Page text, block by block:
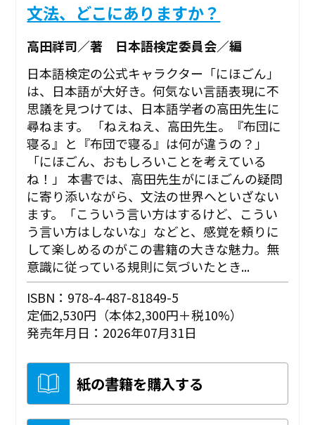
文法、どこにありますか？
高田祥司／著 日本語検定委員会／編
日本語検定の公式キャラクター「にほごん」
は、日本語が大好き。何気ない言語表現に不
思議を見つけては、日本語学者の高田先生に
尋ねます。 「ねえねえ、高田先生。『布団に
寝る』と『布団で寝る』は何が違うの？」
「にほごん、おもしろいことを考えている
ね！」 本書では、高田先生がにほごんの疑問
に寄り添いながら、文法の世界へといざない
ます。「こういう言い方はするけど、こうい
う言い方はしないな」などと、感覚を頼りに
して楽しめるのがこの書籍の大きな魅力。無
意識に従っている規則に気づいたとき...
ISBN：978-4-487-81849-5
定価2,530円（本体2,300円＋税10%）
発売年月日：2026年07月31日
紙の書籍を購入する